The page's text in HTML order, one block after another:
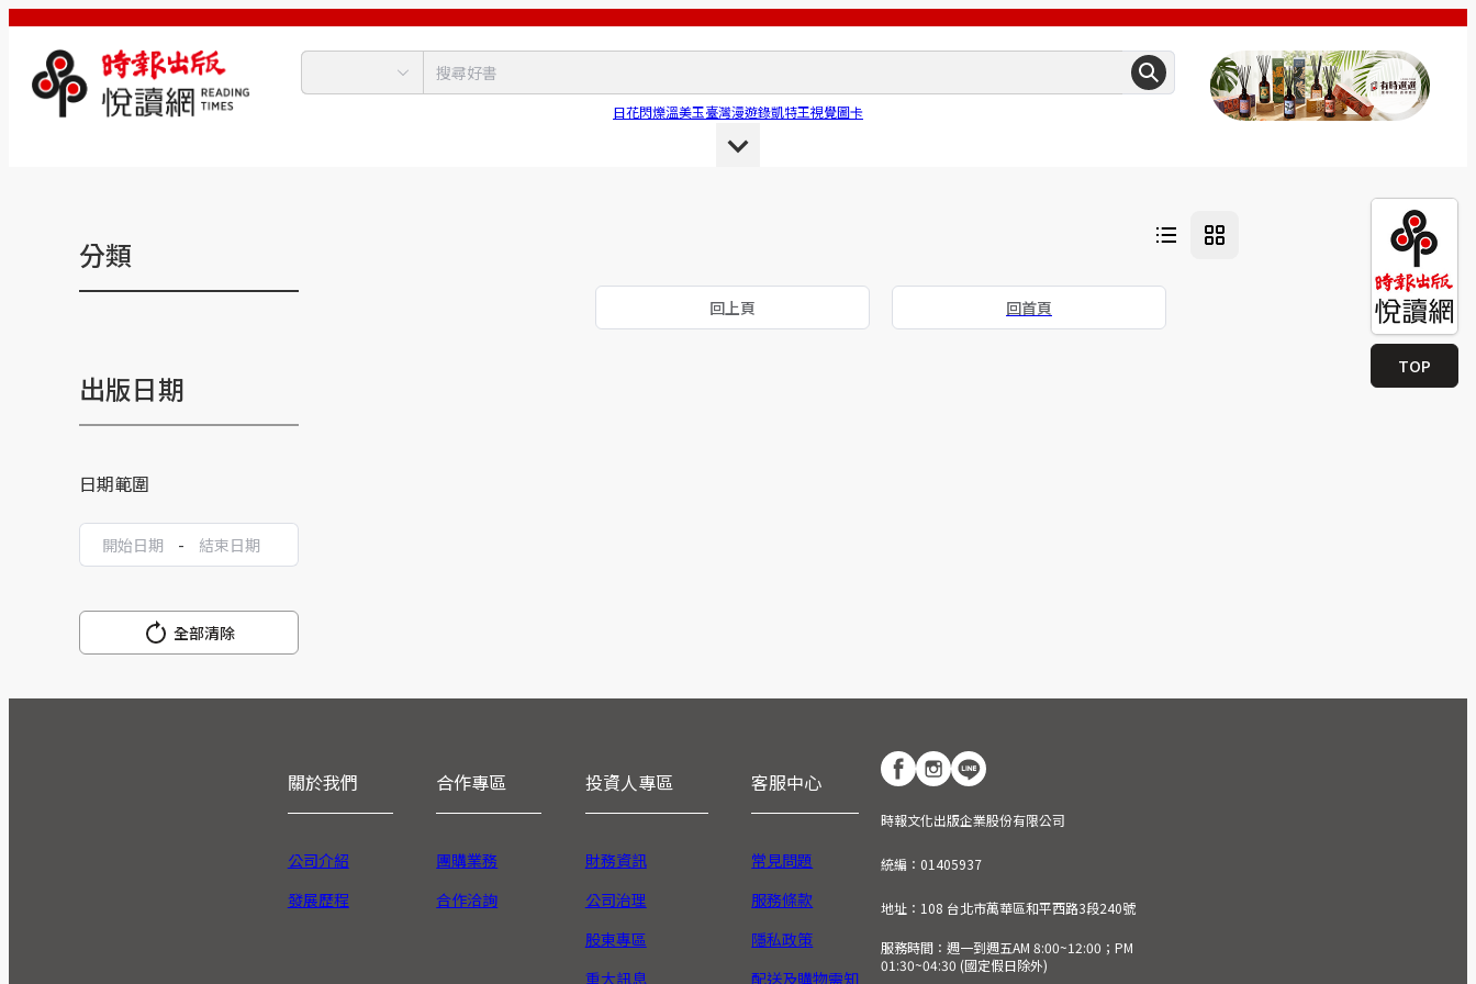
日花閃爍溫美玉臺灣漫遊錄凱特王視覺圖卡
TOP
分類
出版日期
日期範圍
-
全部清除
回上頁 回首頁
關於我們
公司介紹
發展歷程
合作專區
團購業務
合作洽詢
投資人專區
財務資訊
公司治理
股東專區
重大訊息
客服中心
常見問題
服務條款
隱私政策
配送及購物需知
時報文化出版企業股份有限公司
統編：01405937
地址：108 台北市萬華區和平西路3段240號
服務時間：週一到週五AM 8:00~12:00；PM
01:30~04:30 (國定假日除外)